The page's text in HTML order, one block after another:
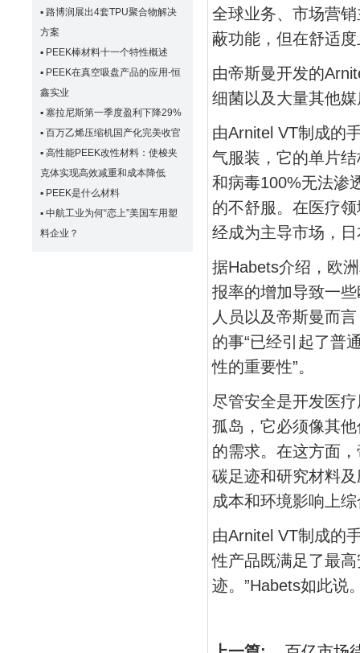
▪ 路博润展出4套TPU聚合物解决
方案
▪ PEEK棒材料十一个特性概述
▪ PEEK在真空吸盘产品的应用-恒
鑫实业
▪ 塞拉尼斯第一季度盈利下降29%
▪ 百万乙烯压缩机国产化完美收官
▪ 高性能PEEK改性材料：使梭夹
克体实现高效减重和成本降低
▪ PEEK是什么材料
▪ 中航工业为何“恋上”美国车用塑
料企业？
全球业务、市场营
蔽功能，但在舒适
由帝斯曼开发的
细菌以及大量其他
由Arnitel VT制成的
气服装，它的单片
和病毒100%无法渗
的不舒服。在医疗
经成为主导市场，
据Habets介绍，欧
报率的增加导致一
人员以及帝斯曼而
的事“已经引起了普
性的重要性”。
尽管安全是开发医
孤岛，它必须像其
的需求。在这方面
碳足迹和研究材料
成本和环境影响上
由Arnitel VT制成的
性产品既满足了最
迹。”Habets如此说